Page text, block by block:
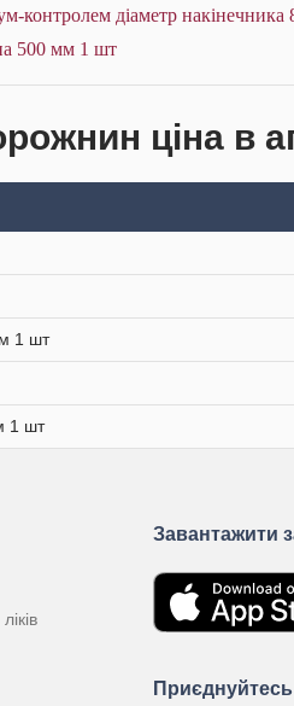
контролем діаметр
500 мм 1 шт
ціна в
1 шт
1 шт
Завантажити
Приєднуйтесь